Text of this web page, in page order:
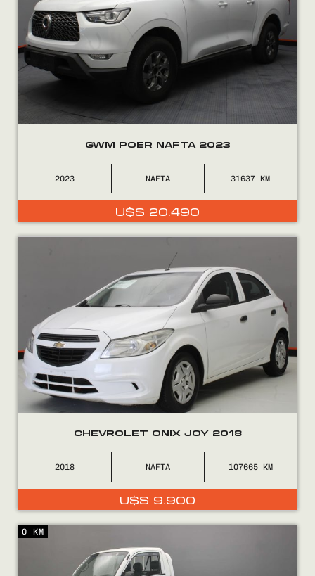
Encontranos en
GWM POER NAFTA 2023
2023 NAFTA 31637
U$S 20.490
CHEVROLET ONIX JOY 2018
2018 NAFTA 107665
U$S 9.900
0 KM